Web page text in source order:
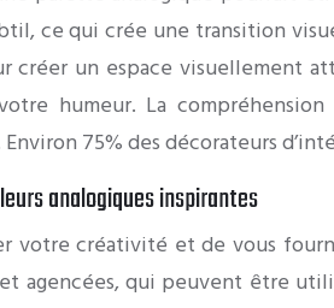
ce qui crée une transition
créer un espace visuellement
humeur. La
Environ 75% des décorateurs
analogiques inspirantes
votre créativité et de vous
agencées, qui peuvent être